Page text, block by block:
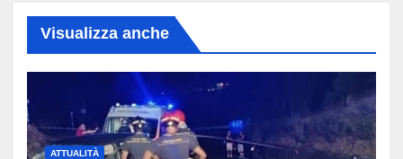
Visualizza anche
ATTUALITÀ